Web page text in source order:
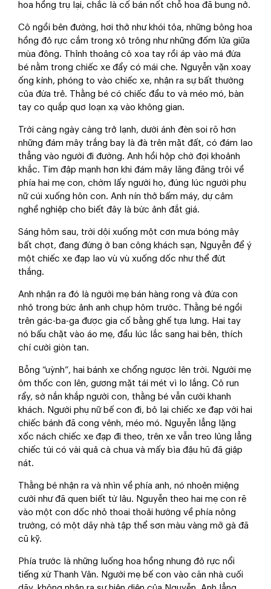
hoa hồng trụ lại, chắc là cố bán nốt chỗ hoa đã bung nở.
Cô ngồi bên đường, hơi thở như khói tỏa, những bông hoa
hồng đỏ rực cắm trong xô trông như những đốm lửa giữa
mùa đông. Thỉnh thoảng cô xoa tay rồi áp vào má đứa
bé nằm trong chiếc xe đẩy có mái che. Nguyễn vặn xoay
ống kính, phóng to vào chiếc xe, nhận ra sự bất thường
của đứa trẻ. Thằng bé có chiếc đầu to và méo mó, bàn
tay co quắp quơ loạn xạ vào không gian.
Trời càng ngày càng trở lạnh, dưới ánh đèn soi rõ hơn
những đám mây trắng bay là đà trên mặt đất, có đám lao
thẳng vào người đi đường. Anh hồi hộp chờ đợi khoảnh
khắc. Tim đập mạnh hơn khi đám mây lãng đãng trôi về
phía hai mẹ con, chờm lấy người họ, đúng lúc người phụ
nữ cúi xuống hôn con. Anh nín thở bấm máy, dự cảm
nghề nghiệp cho biết đây là bức ảnh đắt giá.
Sáng hôm sau, trời dội xuống một cơn mưa bóng mây
bất chợt, đang đứng ở ban công khách sạn, Nguyễn để ý
một chiếc xe đạp lao vù vù xuống dốc như thể đứt
thắng.
Anh nhận ra đó là người mẹ bán hàng rong và đứa con
nhỏ trong bức ảnh anh chụp hôm trước. Thằng bé ngồi
trên gác-ba-ga được gia cố bằng ghế tựa lưng. Hai tay
nó bấu chặt vào áo mẹ, đầu lúc lắc sang hai bên, thích
chí cười giòn tan.
Bỗng “uỳnh”, hai bánh xe chổng ngược lên trời. Người mẹ
ôm thốc con lên, gương mặt tái mét vì lo lắng. Cô run
rẩy, sờ nắn khắp người con, thằng bé vẫn cười khanh
khách. Người phụ nữ bế con đi, bỏ lại chiếc xe đạp với hai
chiếc bánh đã cong vênh, méo mó. Nguyễn lẳng lặng
xốc nách chiếc xe đạp đi theo, trên xe vẫn treo lủng lẳng
chiếc túi có vài quả cà chua và mấy bìa đậu hũ đã giập
nát.
Thằng bé nhận ra và nhìn về phía anh, nó nhoẻn miệng
cười như đã quen biết từ lâu. Nguyễn theo hai mẹ con rẽ
vào một con dốc nhỏ thoai thoải hướng về phía nông
trường, có một dãy nhà tập thể sơn màu vàng mỡ gà đã
cũ kỹ.
Phía trước là những luống hoa hồng nhung đỏ rực nổi
tiếng xứ Thanh Vân. Người mẹ bế con vào căn nhà cuối